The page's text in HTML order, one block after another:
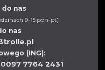
do nas
9-15 pon-pt)
nas
(ING):
0097 7764 2431